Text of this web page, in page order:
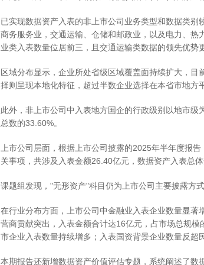
已实现数据资产入表的非上市公司业务类型和数据类
商务服务业，交通运输、仓储和邮政业，以及电力、
业类入表数量位居前三，且交通运输类数据的领先优势
区域分布显示，企业所处省级区域覆盖面持续扩大，
择则呈现本地化特征，超过半数企业选择在本省市地方
此外，非上市公司中入表地方国企的行政级别以地市
总数的33.60%。
上市公司层面，根据上市公司披露的2025年半年度报
关事项，共涉及入表金额26.40亿元，数据资产入表总
课题组发现，"无形资产"科目仍为上市公司主要披露方
在行业分布方面，上市公司中金融业入表企业数量显
营商贡献突出，入表金额合计达16亿元，占市场总规
市企业入表数量持续增多；入表国资背景企业数量反超
本期报告还新增数据资产价值评估专题，系统阐述了